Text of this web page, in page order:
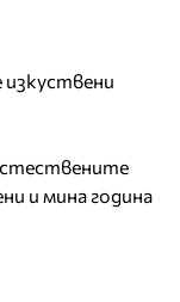
и мина година